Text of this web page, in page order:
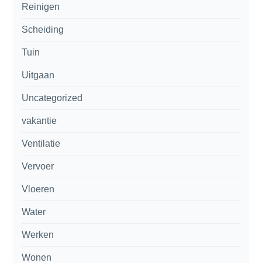
Reinigen
Scheiding
Tuin
Uitgaan
Uncategorized
vakantie
Ventilatie
Vervoer
Vloeren
Water
Werken
Wonen